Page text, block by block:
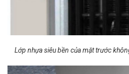
Lớp nhựa siêu bền của mặt trước